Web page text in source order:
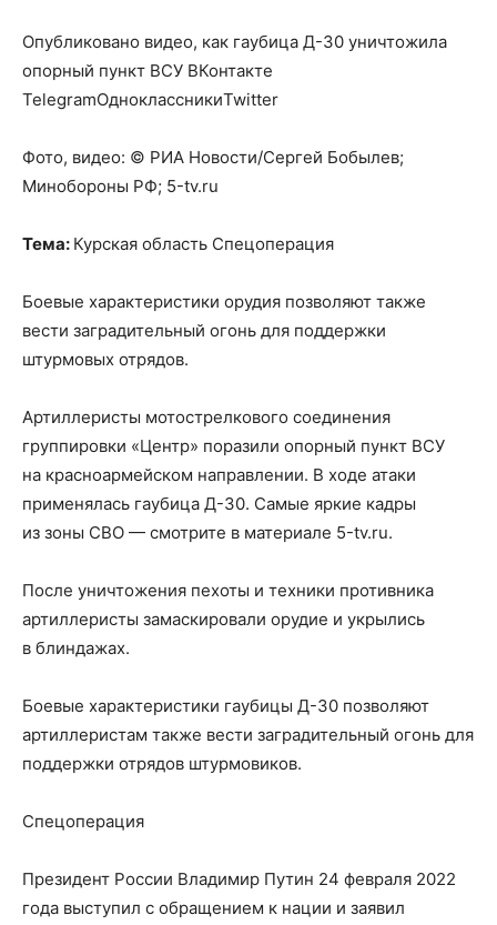
нем
Опубликовано видео, как гаубица Д-30 уничтожила
опорный пункт ВСУ ВКонтакте
TelegramОдноклассникиTwitter
Фото, видео: © РИА Новости/Сергей Бобылев;
Минобороны РФ; 5-tv.ru
Тема: Курская область Спецоперация
Боевые характеристики орудия позволяют также
вести заградительный огонь для поддержки
штурмовых отрядов.
Артиллеристы мотострелкового соединения
группировки «Центр» поразили опорный пункт ВСУ
на красноармейском направлении. В ходе атаки
применялась гаубица Д-30. Самые яркие кадры
из зоны СВО — смотрите в материале 5-tv.ru.
После уничтожения пехоты и техники противника
артиллеристы замаскировали орудие и укрылись
в блиндажах.
Боевые характеристики гаубицы Д-30 позволяют
артиллеристам также вести заградительный огонь для
поддержки отрядов штурмовиков.
Спецоперация
Президент России Владимир Путин 24 февраля 2022
года выступил с обращением к нации и заявил